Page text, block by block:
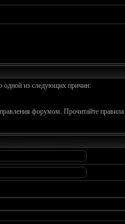
одной из следующих причин:
форумом. Прочитайте